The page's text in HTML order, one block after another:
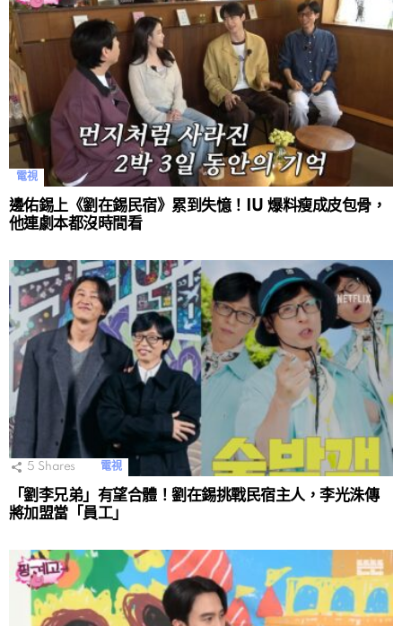
電視
邊佑錫上《劉在錫民宿》累到失憶！IU 爆料瘦成皮包骨，
他連劇本都沒時間看
5 Shares 電視
「劉李兄弟」有望合體！劉在錫挑戰民宿主人，李光洙傳
將加盟當「員工」